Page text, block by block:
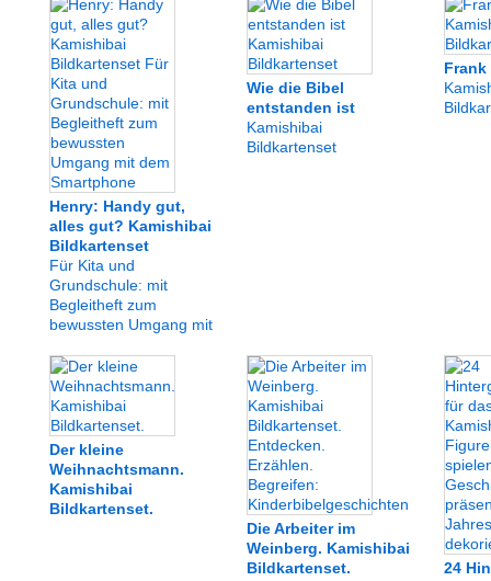
Henry: Handy gut,
alles gut? Kamishibai
Bildkartenset
Für Kita und
Grundschule: mit
Begleitheft zum
bewussten Umgang mit
Wie die Bibel
entstanden ist
Kamishibai
Bildkartenset
Der kleine
Weihnachtsmann.
Kamishibai
Bildkartenset.
Die Arbeiter im
Weinberg. Kamishibai
Bildkartenset.
24